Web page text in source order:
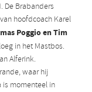
De Brabanders
hoofdcoach Karel
Poggio en Tim
in het Mastbos.
Alferink.
waar hij
momenteel in